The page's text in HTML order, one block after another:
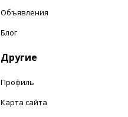
Объявления
Блог
Другие
Профиль
Карта сайта